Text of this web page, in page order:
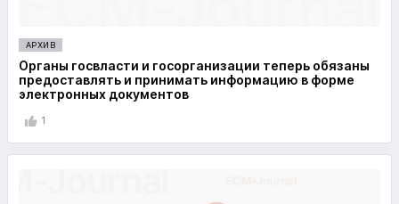
АРХИВ
Органы госвласти и госорганизации теперь обязаны
предоставлять и принимать информацию в форме
электронных документов
1